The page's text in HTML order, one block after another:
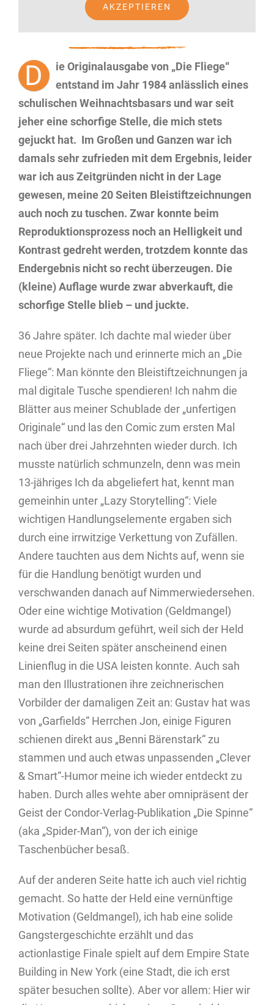
AKZEPTIEREN
D
ie Originalausgabe von „Die Fliege“
entstand im Jahr 1984 anlässlich eines
schulischen Weihnachtsbasars und war seit
jeher eine schorfige Stelle, die mich stets
gejuckt hat. Im Großen und Ganzen war ich
damals sehr zufrieden mit dem Ergebnis, leider
war ich aus Zeitgründen nicht in der Lage
gewesen, meine 20 Seiten Bleistiftzeichnungen
auch noch zu tuschen. Zwar konnte beim
Reproduktionsprozess noch an Helligkeit und
Kontrast gedreht werden, trotzdem konnte das
Endergebnis nicht so recht überzeugen. Die
(kleine) Auflage wurde zwar abverkauft, die
schorfige Stelle blieb – und juckte.
36 Jahre später. Ich dachte mal wieder über
neue Projekte nach und erinnerte mich an „Die
Fliege“: Man könnte den Bleistiftzeichnungen ja
mal digitale Tusche spendieren! Ich nahm die
Blätter aus meiner Schublade der „unfertigen
Originale“ und las den Comic zum ersten Mal
nach über drei Jahrzehnten wieder durch. Ich
musste natürlich schmunzeln, denn was mein
13-jähriges Ich da abgeliefert hat, kennt man
gemeinhin unter „Lazy Storytelling“: Viele
wichtigen Handlungselemente ergaben sich
durch eine irrwitzige Verkettung von Zufällen.
Andere tauchten aus dem Nichts auf, wenn sie
für die Handlung benötigt wurden und
verschwanden danach auf Nimmerwiedersehen.
Oder eine wichtige Motivation (Geldmangel)
wurde ad absurdum geführt, weil sich der Held
keine drei Seiten später anscheinend einen
Linienflug in die USA leisten konnte. Auch sah
man den Illustrationen ihre zeichnerischen
Vorbilder der damaligen Zeit an: Gustav hat was
von „Garfields“ Herrchen Jon, einige Figuren
schienen direkt aus „Benni Bärenstark“ zu
stammen und auch etwas unpassenden „Clever
& Smart“-Humor meine ich wieder entdeckt zu
haben. Durch alles wehte aber omnipräsent der
Geist der Condor-Verlag-Publikation „Die Spinne“
(aka „Spider-Man“), von der ich einige
Taschenbücher besaß.
Auf der anderen Seite hatte ich auch viel richtig
gemacht. So hatte der Held eine vernünftige
Motivation (Geldmangel), ich hab eine solide
Gangstergeschichte erzählt und das
actionlastige Finale spielt auf dem Empire State
Building in New York (eine Stadt, die ich erst
später besuchen sollte). Aber vor allem: Hier wir